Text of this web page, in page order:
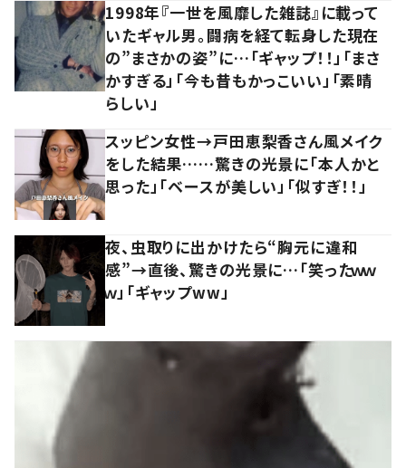
1998年『一世を風靡した雑誌』に載って
いたギャル男。闘病を経て転身した現在
の”まさかの姿”に…「ギャップ！！」「まさ
かすぎる」「今も昔もかっこいい」「素晴
らしい」
スッピン女性→戸田恵梨香さん風メイク
をした結果……驚きの光景に「本人かと
思った」「ベースが美しい」「似すぎ！！」
夜、虫取りに出かけたら“胸元に違和
感”→直後、驚きの光景に…「笑ったｗｗ
ｗ」「ギャップww」